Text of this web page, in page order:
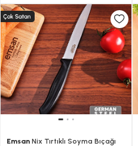
Emsan Nix Tırtıklı Soyma Bıçağı